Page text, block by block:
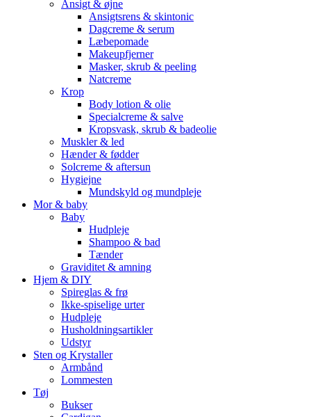
Ansigt & øjne
Ansigtsrens & skintonic
Dagcreme & serum
Læbepomade
Makeupfjerner
Masker, skrub & peeling
Natcreme
Krop
Body lotion & olie
Specialcreme & salve
Kropsvask, skrub & badeolie
Muskler & led
Hænder & fødder
Solcreme & aftersun
Hygiejne
Mundskyld og mundpleje
Mor & baby
Baby
Hudpleje
Shampoo & bad
Tænder
Graviditet & amning
Hjem & DIY
Spireglas & frø
Ikke-spiselige urter
Hudpleje
Husholdningsartikler
Udstyr
Sten og Krystaller
Armbånd
Lommesten
Tøj
Bukser